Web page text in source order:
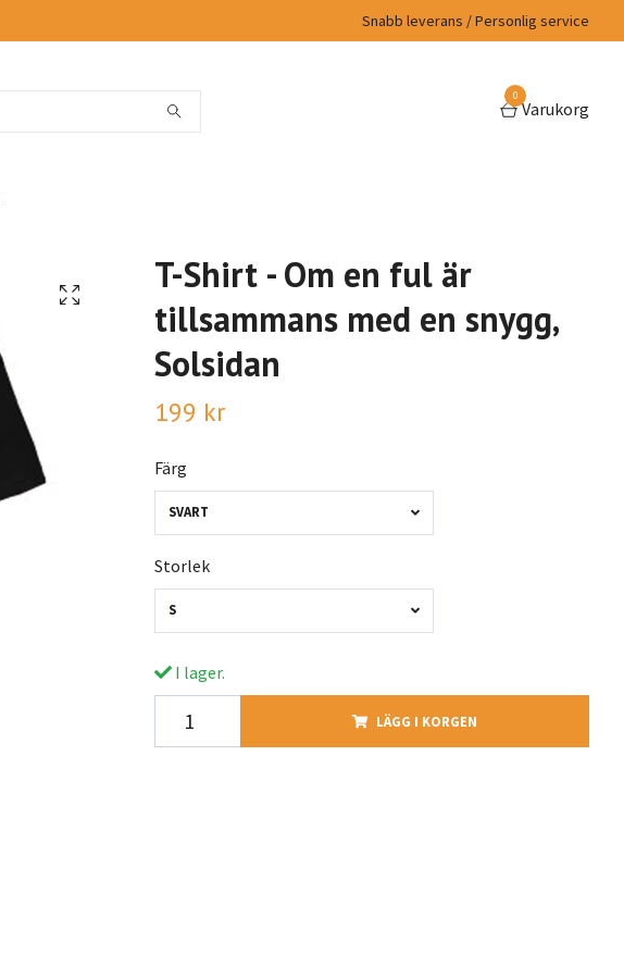
Snabb leverans / Personlig service
0
Varukorg
T-Shirt - Om en ful är
tillsammans med en snygg,
Solsidan
199 kr
Färg
SVART
Storlek
S
I lager.
LÄGG I KORGEN